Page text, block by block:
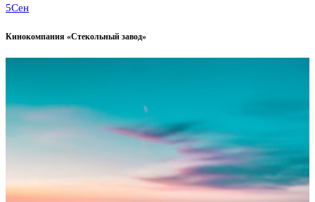
5Сен
Кинокомпания «Стекольный завод»